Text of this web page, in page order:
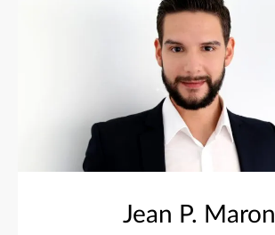
Jean P. Maron